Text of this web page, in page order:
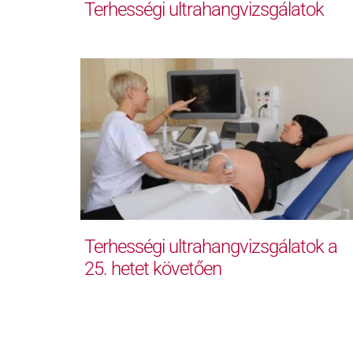
Terhességi ultrahangvizsgálatok
Terhességi ultrahangvizsgálatok a
25. hetet követően